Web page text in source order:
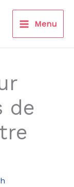
Menu
de